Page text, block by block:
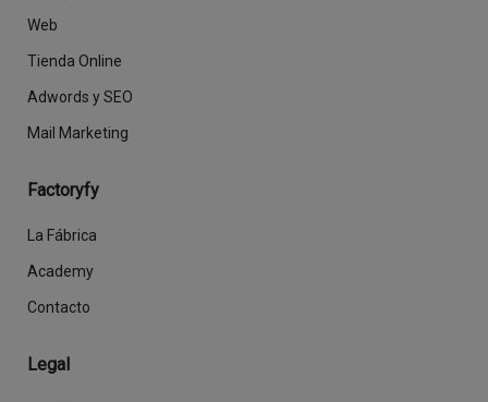
Web
Tienda Online
Adwords y SEO
Mail Marketing
Factoryfy
La Fábrica
Academy
Contacto
Legal